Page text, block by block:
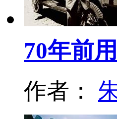
70年前
作者：